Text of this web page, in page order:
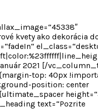
kvety ako dekorácia
2021 [/
top: 40px
position: center
text=“Pozrite